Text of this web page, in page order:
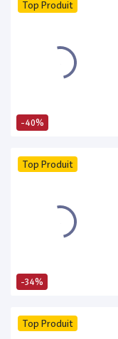
-40%
Top Produit
-34%
Top Produit
Top Produit